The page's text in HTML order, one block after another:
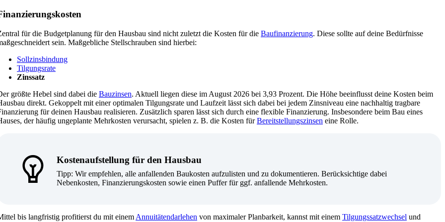
für die Budgetplanung für den Hausbau sind nicht zuletzt die Kosten für die Baufinanzierung. Diese sollte auf deine Bedürfnisse
sein. Maßgebliche Stellschrauben sind hierbei:
Sollzinsbindung
Tilgungsrate
Zinssatz
größte Hebel sind dabei die Bauzinsen. Aktuell liegen diese im August 2026 bei 3,93 Prozent. Die Höhe beeinflusst deine Kosten beim
direkt. Gekoppelt mit einer optimalen Tilgungsrate und Laufzeit lässt sich dabei bei jedem Zinsniveau eine nachhaltig tragbare
für deinen Hausbau realisieren. Zusätzlich sparen lässt sich durch eine flexible Finanzierung. Insbesondere beim Bau eines
der häufig ungeplante Mehrkosten verursacht, spielen z. B. die Kosten fürBereitstellungszinsen eine Rolle.
Kostenaufstellung für den Hausbau
Tipp: Wir empfehlen, alle anfallenden Baukosten aufzulisten und zu dokumentieren. Berücksichtige dabei
Nebenkosten, Finanzierungskosten sowie einen Puffer für ggf. anfallende Mehrkosten.
bis langfristig profitierst du mit einem Annuitätendarlehen von maximaler Planbarkeit, kannst mit einem Tilgungssatzwechsel und